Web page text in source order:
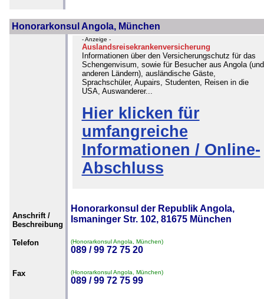
Honorarkonsul Angola, München
- Anzeige -
Auslandsreisekrankenversicherung
Informationen über den Versicherungschutz für das
Schengenvisum, sowie für Besucher aus Angola (und
anderen Ländern), ausländische Gäste,
Sprachschüler, Aupairs, Studenten, Reisen in die
USA, Auswanderer...
Hier klicken für
umfangreiche
Informationen / Online-
Abschluss
Anschrift /
Beschreibung
Honorarkonsul der Republik Angola,
Ismaninger Str. 102, 81675 München
Telefon (Honorarkonsul Angola, München)
089 / 99 72 75 20
Fax (Honorarkonsul Angola, München)
089 / 99 72 75 99